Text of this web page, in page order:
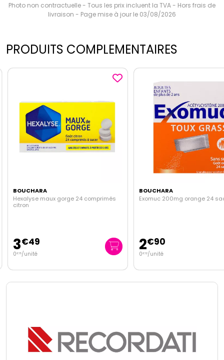
Photo non contractuelle - Tous les prix incluent la TVA - Hors frais de
livraison - Page mise à jour le 03/08/2026
PRODUITS COMPLEMENTAIRES
BOUCHARA
Hexalyse maux gorge 24 comprimés
citron
3€49
0€ 15/unité
BOUCHARA
Exomuc 200mg orange 24
2€90
0€ 12/unité